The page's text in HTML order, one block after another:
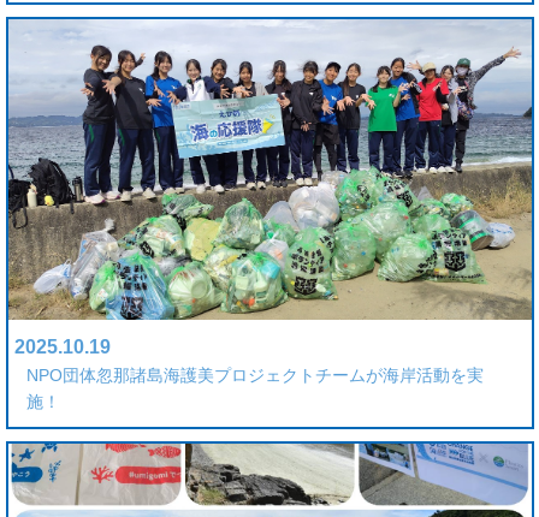
2025.10.19
NPO団体忽那諸島海護美プロジェクトチームが海岸活動を実
施！